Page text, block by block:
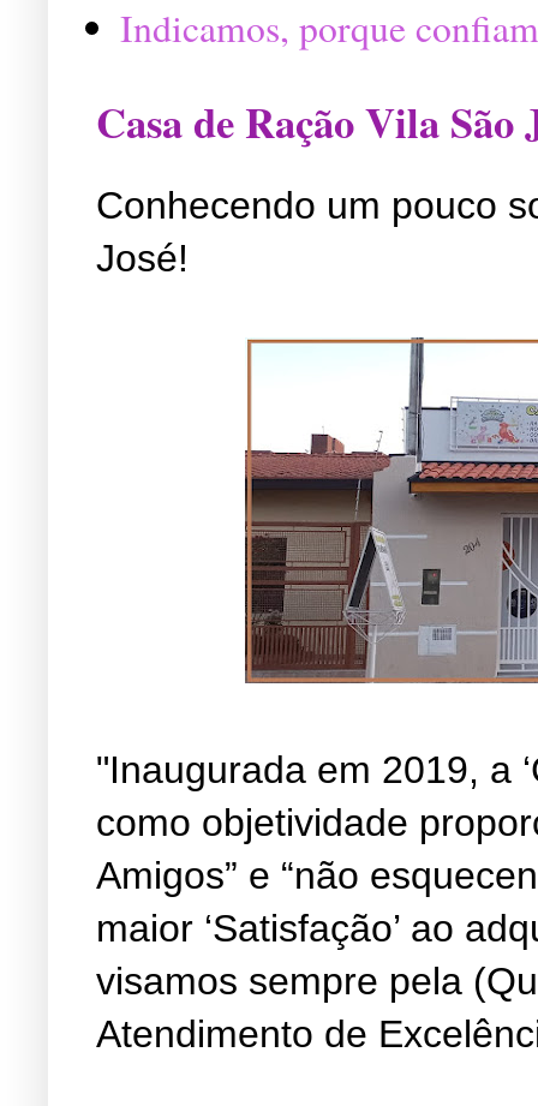
Indicamos, porque
Casa de Ração Vila São
Conhecendo um pouco
José!
"Inaugurada em 2019, a
como objetividade
Amigos” e “não
maior ‘Satisfação’ ao
visamos sempre pela
Atendimento de